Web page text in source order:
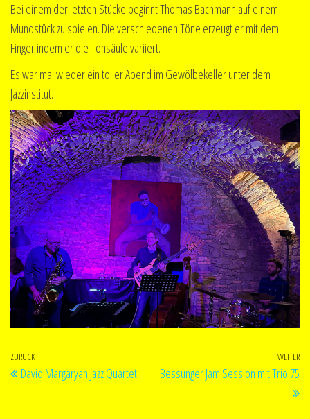
Bei einem der letzten Stücke beginnt Thomas Bachmann auf einem
Mundstück zu spielen. Die verschiedenen Töne erzeugt er mit dem
Finger indem er die Tonsäule variiert.
Es war mal wieder ein toller Abend im Gewölbekeller unter dem
Jazzinstitut.
Beitragsnavigation
Vorheriger
Beitrag
ZURÜCK
David Margaryan Jazz Quartet
WEITER
Bessunger Jam Session mit Trio 75